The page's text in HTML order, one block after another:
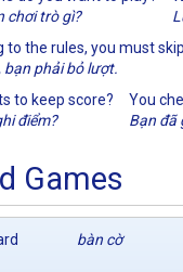
chơi trò gì?
to the rules, you must
bạn phải bỏ lượt.
to keep score?
điểm?
You
Bạn đã
Games
bàn cờ